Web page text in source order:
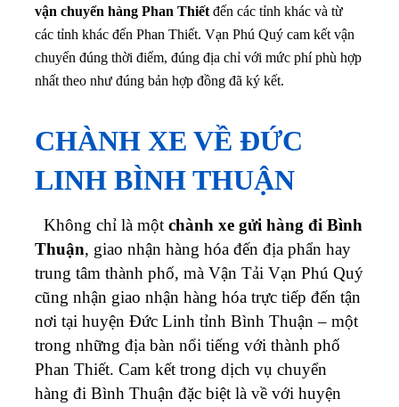
vận chuyển hàng Phan Thiết đến các tỉnh khác và từ
các tỉnh khác đến Phan Thiết. Vạn Phú Quý cam kết vận
chuyển đúng thời điểm, đúng địa chỉ với mức phí phù hợp
nhất theo như đúng bản hợp đồng đã ký kết.
CHÀNH XE VỀ ĐỨC
LINH BÌNH THUẬN
Không chỉ là một chành xe gửi hàng đi Bình
Thuận, giao nhận hàng hóa đến địa phẩn hay
trung tâm thành phố, mà Vận Tải Vạn Phú Quý
cũng nhận giao nhận hàng hóa trực tiếp đến tận
nơi tại huyện Đức Linh tỉnh Bình Thuận – một
trong những địa bàn nổi tiếng với thành phố
Phan Thiết. Cam kết trong dịch vụ chuyển
hàng đi Bình Thuận đặc biệt là về với huyện